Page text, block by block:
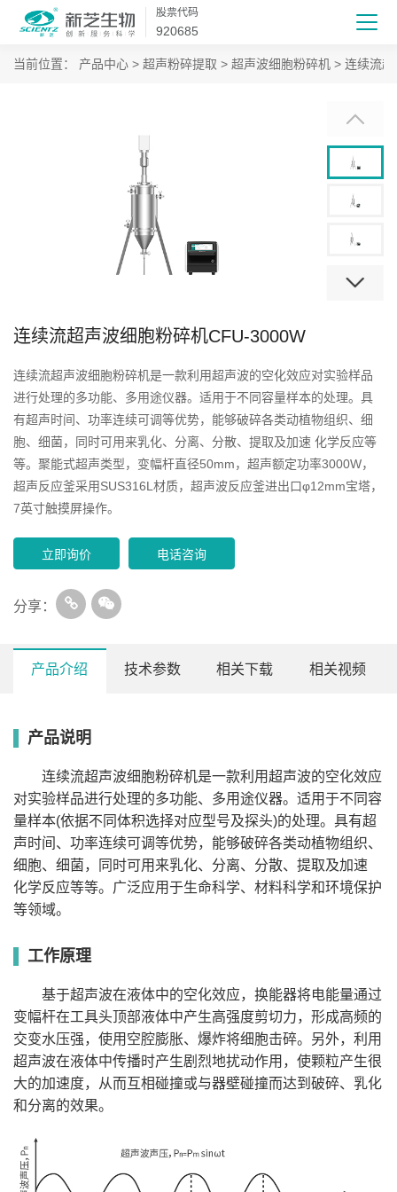
股票代码
920685
当前位置： 产品中心 > 超声粉碎提取 > 超声波细胞粉碎机 > 连续流
连续流超声波细胞粉碎机CFU-3000W
连续流超声波细胞粉碎机是一款利用超声波的空化效应对实验样品
进行处理的多功能、多用途仪器。适用于不同容量样本的处理。具
有超声时间、功率连续可调等优势，能够破碎各类动植物组织、细
胞、细菌，同时可用来乳化、分离、分散、提取及加速 化学反应等
等。聚能式超声类型，变幅杆直径50mm，超声额定功率3000W，
超声反应釜采用SUS316L材质，超声波反应釜进出口φ12mm宝塔，
7英寸触摸屏操作。
立即询价 电话咨询
分享：
产品介绍 技术参数 相关下载 相关视频
产品说明
连续流超声波细胞粉碎机是一款利用超声波的空化效应
对实验样品进行处理的多功能、多用途仪器。适用于不同容
量样本(依据不同体积选择对应型号及探头)的处理。具有超
声时间、功率连续可调等优势，能够破碎各类动植物组织、
细胞、细菌，同时可用来乳化、分离、分散、提取及加速
化学反应等等。广泛应用于生命科学、材料科学和环境保护
等领域。
工作原理
基于超声波在液体中的空化效应，换能器将电能量通过
变幅杆在工具头顶部液体中产生高强度剪切力，形成高频的
交变水压强，使用空腔膨胀、爆炸将细胞击碎。另外，利用
超声波在液体中传播时产生剧烈地扰动作用，使颗粒产生很
大的加速度，从而互相碰撞或与器壁碰撞而达到破碎、乳化
和分离的效果。
产品名称
超声频率
20kHz±1kHz
变幅杆直径
50mm
变幅杆密封方式
快接一体式设计，无需额外密封件，降低泄露风险
超声额定功率
3000W
超声反应釜材质
SUS316L
超声反应釜容积
≈5L
超声波反应釜进出
口
φ12mm宝塔
超声功率设定
1%-100%
超声间歇设定
操作方式